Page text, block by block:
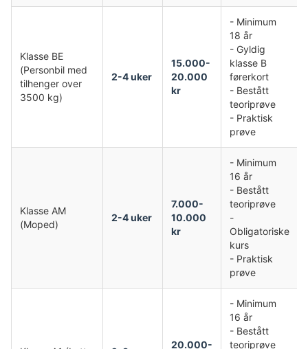
Klasse BE
(Personbil med
tilhenger over
3500 kg)
2-4 uker
15.000-
20.000
kr
- Minimum
18 år
- Gyldig
klasse B
førerkort
- Bestått
teoriprøve
- Praktisk
prøve
Klasse AM
(Moped)
2-4 uker
7.000-
10.000
kr
- Minimum
16 år
- Bestått
teoriprøve
-
Obligatoriske
kurs
- Praktisk
prøve
20.000-
- Minimum
16 år
- Bestått
teoriprøve